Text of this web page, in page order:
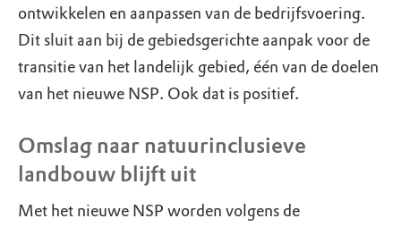
ontwikkelen en aanpassen van de bedrijfsvoering.
Dit sluit aan bij de gebiedsgerichte aanpak voor de
transitie van het landelijk gebied, één van de doelen
van het nieuwe NSP. Ook dat is positief.
Omslag naar natuurinclusieve
landbouw blijft uit
Met het nieuwe NSP worden volgens de